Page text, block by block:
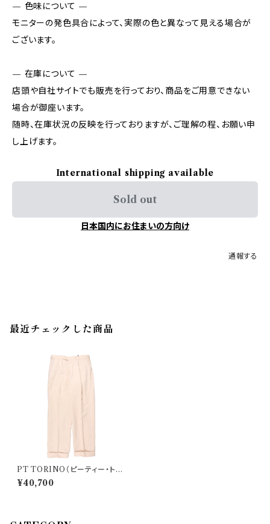
— 色味について —
モニターの発色具合によって、実際の色と異なって見える場合が
ございます。
— 在庫について —
店頭や自社サイトでも販売を行っており、商品をご用意できない
場合が御座います。
随時、在庫状況の反映を行っておりますが、ご理解の程、お願い申
し上げます。
International shipping available
Sold out
日本国内にお住まいの方向け
通報する
最近チェックした商品
PT TORINO（ピーティー・トリ
ノ） パンツ Edge 33576
¥40,700